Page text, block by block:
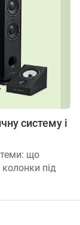
систему і
що
під